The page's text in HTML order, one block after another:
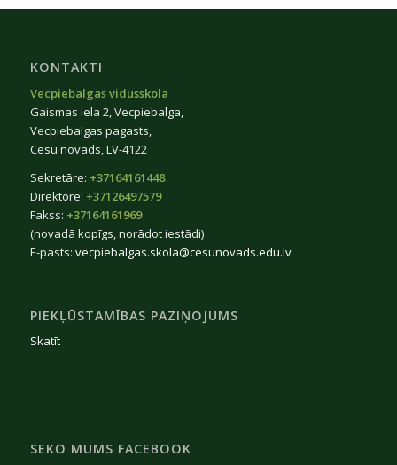
KONTAKTI
Vecpiebalgas vidusskola
Gaismas iela 2, Vecpiebalga,
Vecpiebalgas pagasts,
Cēsu novads, LV-4122
Sekretāre: +37164161448
Direktore: +37126497579
Fakss: +37164161969
(novadā kopīgs, norādot iestādi)
E-pasts: vecpiebalgas.skola@cesunovads.edu.lv
PIEKĻŪSTAMĪBAS PAZIŅOJUMS
Skatīt
SEKO MUMS FACEBOOK